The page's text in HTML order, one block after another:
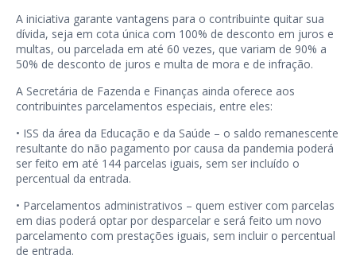
A iniciativa garante vantagens para o contribuinte quitar sua
dívida, seja em cota única com 100% de desconto em juros e
multas, ou parcelada em até 60 vezes, que variam de 90% a
50% de desconto de juros e multa de mora e de infração.
A Secretária de Fazenda e Finanças ainda oferece aos
contribuintes parcelamentos especiais, entre eles:
• ISS da área da Educação e da Saúde – o saldo remanescente
resultante do não pagamento por causa da pandemia poderá
ser feito em até 144 parcelas iguais, sem ser incluído o
percentual da entrada.
• Parcelamentos administrativos – quem estiver com parcelas
em dias poderá optar por desparcelar e será feito um novo
parcelamento com prestações iguais, sem incluir o percentual
de entrada.